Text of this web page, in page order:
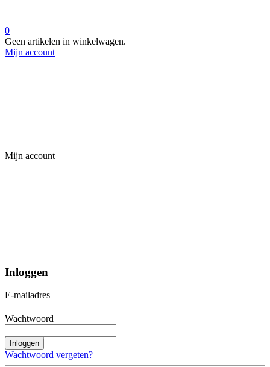
0
Geen artikelen in winkelwagen.
Mijn account
Mijn account
Inloggen
E-mailadres
Wachtwoord
Inloggen
Wachtwoord vergeten?